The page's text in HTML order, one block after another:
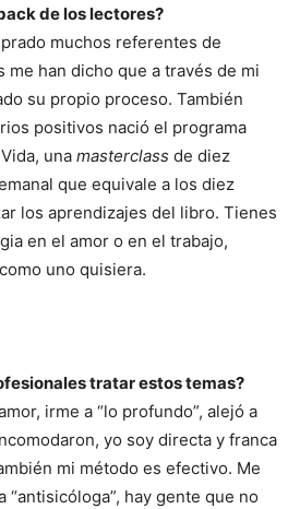
de los lectores?
muchos referentes de
me han dicho que a través de mi
su propio proceso. También
positivos nació el programa
una masterclass de diez
que equivale a los diez
los aprendizajes del libro. Tienes
en el amor o en el trabajo,
uno quisiera.
tratar estos temas?
irme a “lo profundo”, alejó a
yo soy directa y franca
mi método es efectivo. Me
“antisicóloga”, hay gente que no